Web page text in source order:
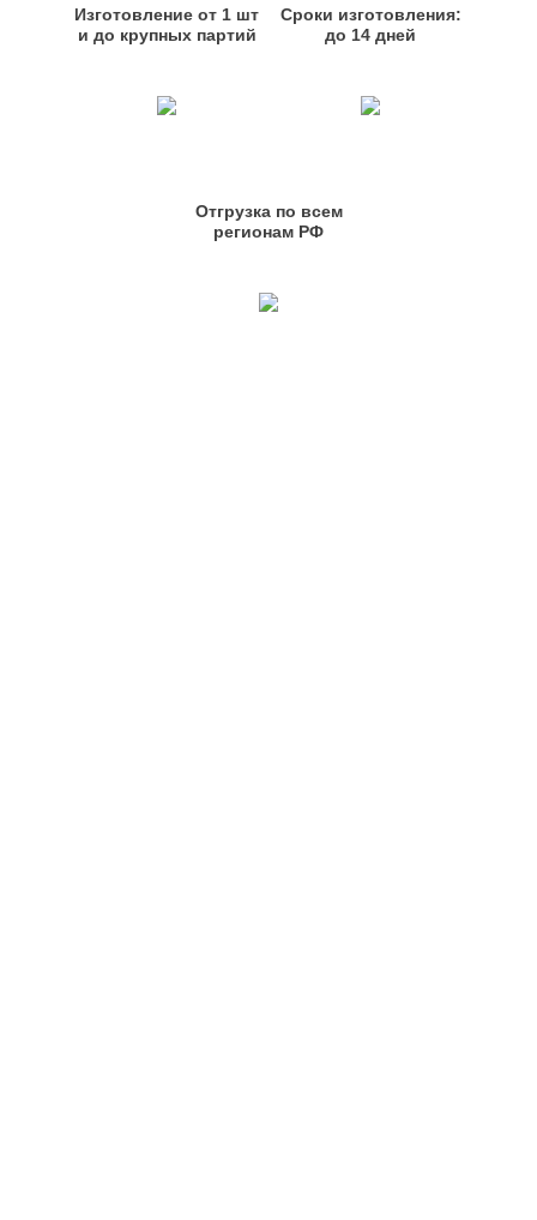
Изготовление от 1 шт
и до крупных партий
Сроки изготовления:
до 14 дней
Отгрузка по всем
регионам РФ